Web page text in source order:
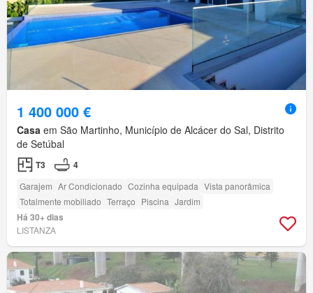
1 400 000 €
Casa em São Martinho, Município de Alcácer do Sal, Distrito
de Setúbal
T3 4
Garajem Ar Condicionado Cozinha equipada Vista panorâmica
Totalmente mobiliado Terraço Piscina Jardim
Há 30+ dias
LISTANZA